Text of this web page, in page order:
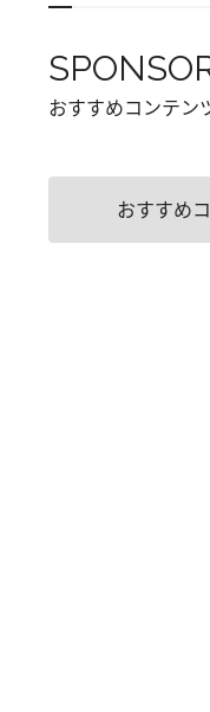
おすすめコンテン
おすすめ